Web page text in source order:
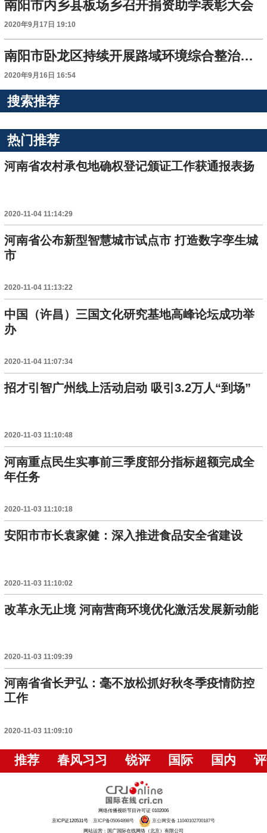
南阳市内乡县板场乡召开捐资助学表彰大会
2020年9月17日 19:10
南阳市卧龙区持续开展路域环境综合整治活动
2020年9月16日 16:54
搜索推荐
热门推荐
河南省农村承包地确权登记颁证工作获通报表扬
2020-11-04 11:14:29
河南省公布新型智慧城市试点市 打造数字孪生城
市
2020-11-04 11:13:22
中国（许昌）三国文化研究基地高峰论坛成功举
办
2020-11-04 11:07:34
招才引智广州线上活动启动 吸引3.2万人“到场”
2020-11-03 11:10:48
河南重点民生实事前三季度部分指标超额完成全
年任务
2020-11-03 11:10:18
安阳市市长袁家健：深入推进食品安全省建设
2020-11-03 11:10:02
改革永无止境 河南营商环境优化激活发展新动能
2020-11-03 11:09:39
河南省省长尹弘：毫不放松抓好秋冬季疫情防控
工作
2020-11-03 11:09:10
推荐 春风习习 锐评 国际 国内
网络传播视听节目许可证 0102006
京ICP证120531号 京ICP备05064898号
京公网安备 11040102700187号
网站运营：国广国际在线网络（北京）有限公司